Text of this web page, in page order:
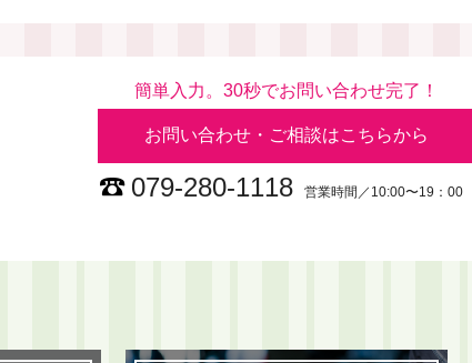
簡単入力。30秒でお問い合わせ完了！
お問い合わせ・ご相談はこちらから
079-280-1118 営業時間／10:00〜19：00